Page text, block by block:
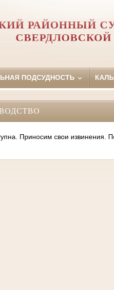
РАЙОННЫЙ
ПОДСУДНОСТЬ
Приносим свои извинения.